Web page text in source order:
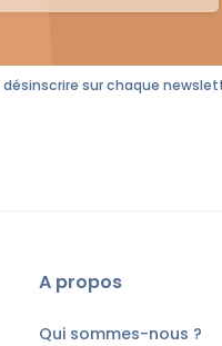
sur chaque
A propos
Qui sommes-nous ?